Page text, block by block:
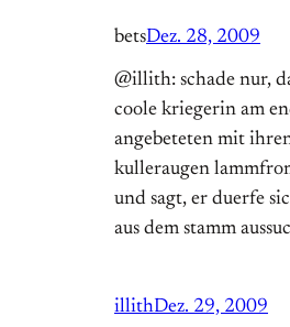
betsDez. 28, 2009
@illith: schade nur,
coole kriegerin am
angebeteten mit
kulleraugen
und sagt, er duerfe
aus dem stamm
illithDez. 29, 2009